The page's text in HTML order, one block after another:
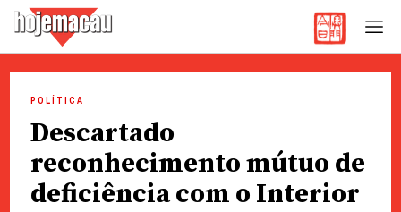
content
POLÍTICA
Descartado
reconhecimento mútuo de
deficiência com o Interior